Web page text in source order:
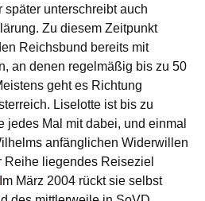
später unterschreibt auch
Zu diesem Zeitpunkt
Reichsbund bereits mit
an denen regelmäßig bis zu 50
geht es Richtung
Liselotte ist bis zu
jedes Mal mit dabei, und einmal
anfänglichen Widerwillen
liegendes Reiseziel
März 2004 rückt sie selbst